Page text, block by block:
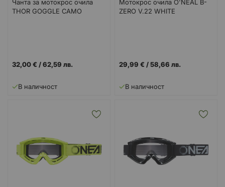
Чанта за мотокрос очила
THOR GOGGLE CAMO
32,00 € /62,59 лв.
В наличност
Мотокрос очила O'NEAL B-
ZERO V.22 WHITE
29,99 € /58,66 лв.
В наличност